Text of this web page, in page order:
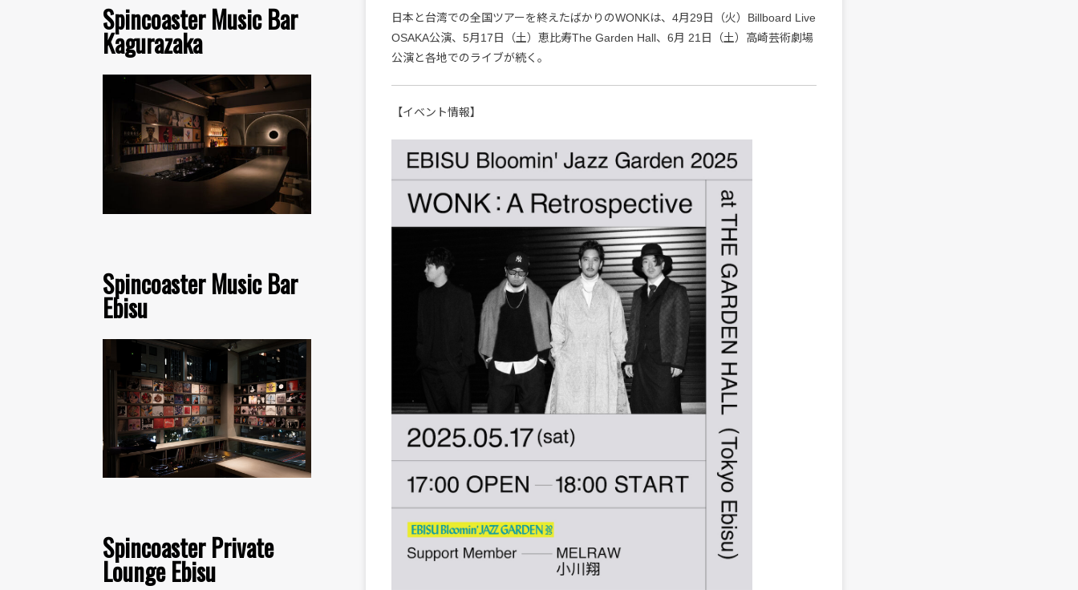
Spincoaster Music Bar
Kagurazaka
Spincoaster Music Bar
Ebisu
Spincoaster Private
Lounge Ebisu
日本と台湾での全国ツアーを終えたばかりのWONKは、4月29日（火）Billboard Live
OSAKA公演、5月17日（土）恵比寿The Garden Hall、6月 21日（土）高崎芸術劇場
公演と各地でのライブが続く。
【イベント情報】